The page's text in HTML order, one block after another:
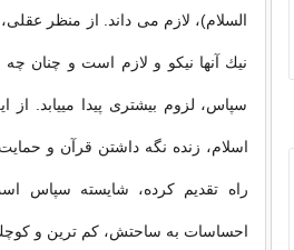
السلام)، لازم می داند. از منظر
نیك آنها نیكو و لازم است و چنان
سپاس، لزوم بیشتری پیدا مییابد.
اسلام، زنده نگه داشتن قرآن و
راه تقدیم كرده، شایسته سپاس
احساسات به ساحتش، كم ترین و كوچك